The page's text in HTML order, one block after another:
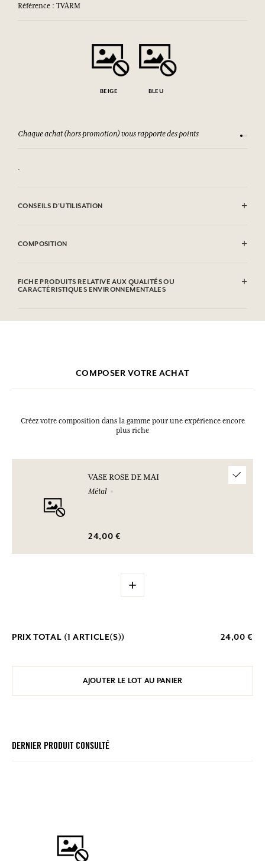
Référence : TVARM
BEIGE BLEU
Chaque achat (hors promotion) vous rapporte des points
.
CONSEILS D'UTILISATION
COMPOSITION
FICHE PRODUITS RELATIVE AUX QUALITÉS OU
CARACTÉRISTIQUES ENVIRONNEMENTALES
COMPOSER VOTRE ACHAT
Créez votre composition dans la gamme pour une expérience encore
plus riche
VASE ROSE DE MAI
Métal
24,00 €
+
PRIX TOTAL (1 ARTICLE(S)) 24,00 €
AJOUTER LE LOT AU PANIER
DERNIER PRODUIT CONSULTÉ